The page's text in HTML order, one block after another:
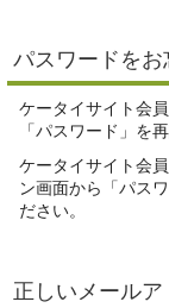
パスワードをお
ケータイサイト会
「パスワード」を
ケータイサイト会
ン画面から「パス
ださい。
正しいメール